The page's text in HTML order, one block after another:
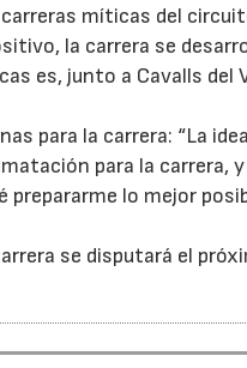
míticas del
la carrera se
es, junto a Cavalls del
para la carrera: “La
para la carrera,
lo mejor
se disputará el